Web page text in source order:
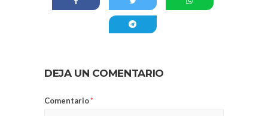
DEJA UN COMENTARIO
Comentario*